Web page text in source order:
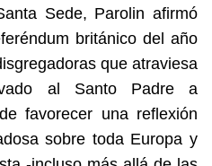
Sede, Parolin afirmó
británico del año
que atraviesa
al Santo Padre a
favorecer una reflexión
sobre toda Europa y